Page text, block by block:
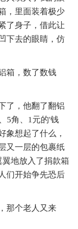
，里面装着极少
了身子，借此让
下去的眼睛，仿
箱，数了数钱
了，他翻了翻铝
5角、1元的'钱
象想起了什么，
又一层的包裹纸
地放入了捐款箱
们开始争先恐后
那个老人又来